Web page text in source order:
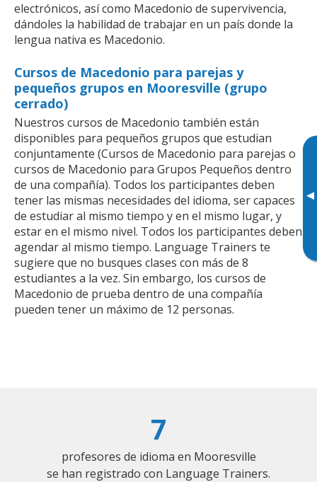
▸
electrónicos, así como Macedonio de supervivencia,
dándoles la habilidad de trabajar en un país donde la
lengua nativa es Macedonio.
Cursos de Macedonio para parejas y
pequeños grupos en Mooresville (grupo
cerrado)
Nuestros cursos de Macedonio también están
disponibles para pequeños grupos que estudian
conjuntamente (Cursos de Macedonio para parejas o
cursos de Macedonio para Grupos Pequeños dentro
de una compañía). Todos los participantes deben
tener las mismas necesidades del idioma, ser capaces
de estudiar al mismo tiempo y en el mismo lugar, y
estar en el mismo nivel. Todos los participantes deben
agendar al mismo tiempo. Language Trainers te
sugiere que no busques clases con más de 8
estudiantes a la vez. Sin embargo, los cursos de
Macedonio de prueba dentro de una compañía
pueden tener un máximo de 12 personas.
7
profesores de idioma en Mooresville
se han registrado con Language Trainers.